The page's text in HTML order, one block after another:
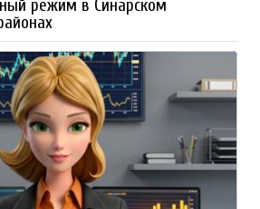
режим в Синарском